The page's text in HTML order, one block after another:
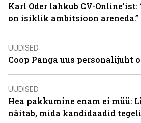
Karl Oder lahkub CV-
on isiklik ambitsioon areneda.”
UUDISED
Coop Panga uus personalijuht
UUDISED
Hea pakkumine enam ei müü:
näitab, mida kandidaadid